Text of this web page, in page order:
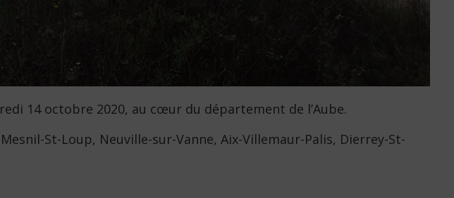
14 octobre 2020, au cœur du département de l’Aube.
St-Loup, Neuville-sur-Vanne, Aix-Villemaur-Palis, Dierrey-St-